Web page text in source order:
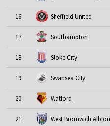
16 Sheffield United
17 Southampton
18 Stoke City
19 Swansea City
20 Watford
21 West Bromwich Albion